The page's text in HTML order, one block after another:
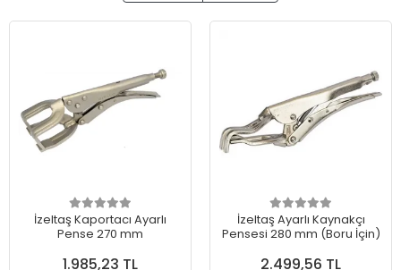
İzeltaş Kaportacı Ayarlı
Pense 270 mm
1.985,23 TL
İzeltaş Ayarlı Kaynakçı
Pensesi 280 mm (Boru İçin)
2.499,56 TL